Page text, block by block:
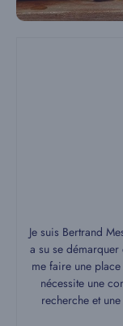
Je suis Bertrand
a su se
me faire une
nécessite une
recherche et